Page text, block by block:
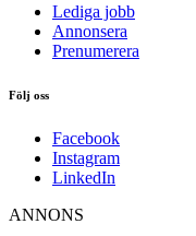
Lediga jobb
Annonsera
Prenumerera
Följ oss
Facebook
Instagram
LinkedIn
ANNONS